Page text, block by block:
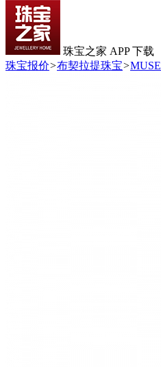
珠宝之家 APP 下载
珠宝报价>布契拉提珠宝>MUSE